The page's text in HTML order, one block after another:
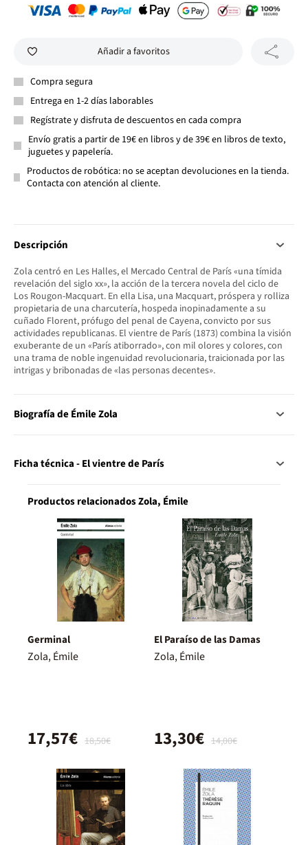
Añadir a favoritos
Compra segura
Entrega en 1-2 días laborables
Regístrate y disfruta de descuentos en cada compra
Envío gratis a partir de 19€ en libros y de 39€ en libros de texto,
juguetes y papelería.
Productos de robótica: no se aceptan devoluciones en la tienda.
Contacta con atención al cliente.
Descripción
Zola centró en Les Halles, el Mercado Central de París «una tímida
revelación del siglo xx», la acción de la tercera novela del ciclo de
Los Rougon-Macquart. En ella Lisa, una Macquart, próspera y rolliza
propietaria de una charcutería, hospeda inopinadamente a su
cuñado Florent, prófugo del penal de Cayena, convicto por sus
actividades republicanas. El vientre de París (1873) combina la visión
exuberante de un «París atiborrado», con mil olores y colores, con
una trama de noble ingenuidad revolucionaria, traicionada por las
intrigas y bribonadas de «las personas decentes».
Biografía de Émile Zola
Ficha técnica - El vientre de París
Productos relacionados Zola, Émile
Germinal
Zola, Émile
18,50€
17,57€
El Paraíso de las Damas
Zola, Émile
14,00€
13,30€